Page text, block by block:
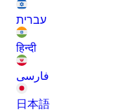
עברית
हिन्दी
فارسی
日本語